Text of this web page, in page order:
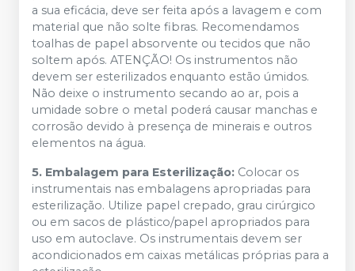
a sua eficácia, deve ser feita após a lavagem e com
material que não solte fibras. Recomendamos
toalhas de papel absorvente ou tecidos que não
soltem após. ATENÇÃO! Os instrumentos não
devem ser esterilizados enquanto estão úmidos.
Não deixe o instrumento secando ao ar, pois a
umidade sobre o metal poderá causar manchas e
corrosão devido à presença de minerais e outros
elementos na água.
5. Embalagem para Esterilização: Colocar os
instrumentais nas embalagens apropriadas para
esterilização. Utilize papel crepado, grau cirúrgico
ou em sacos de plástico/papel apropriados para
uso em autoclave. Os instrumentais devem ser
acondicionados em caixas metálicas próprias para a